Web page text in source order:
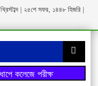
| ২৫শে সফর, ১৪৪৮ হিজরি |
কলেজে পরীক্ষা চলছে